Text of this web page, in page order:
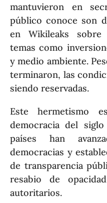
mantuvieron en
público conoce son
en Wikileaks
temas como
y medio ambiente.
terminaron, las
siendo reservadas.
Este hermetismo
democracia del
países han
democracias y
de transparencia
resabio de
autoritarios.